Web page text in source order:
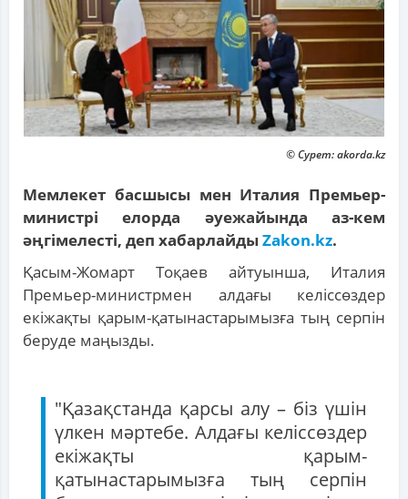
© Сурет: akorda.kz
Мемлекет басшысы мен Италия Премьер-
министрі елорда әуежайында аз-кем
әңгімелесті, деп хабарлайдыZakon.kz.
Қасым-Жомарт Тоқаев айтуынша, Италия
Премьер-министрмен алдағы келіссөздер
екіжақты қарым-қатынастарымызға тың серпін
беруде маңызды.
"Қазақстанда қарсы алу – біз үшін
үлкен мәртебе. Алдағы келіссөздер
екіжақты қарым-
қатынастарымызға тың серпін